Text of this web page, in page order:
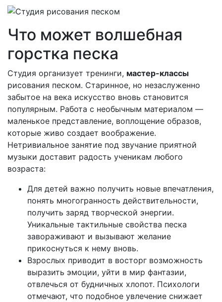
Что может волшебная
горстка песка
Студия организует тренинги, мастер-классы
рисования песком. Старинное, но незаслуженно
забытое на века искусство вновь становится
популярным. Работа с необычным материалом —
маленькое представление, воплощение образов,
которые живо создает воображение.
Нетривиальное занятие под звучание приятной
музыки доставит радость ученикам любого
возраста:
Для детей важно получить новые впечатления,
понять многогранность действительности,
получить заряд творческой энергии.
Уникальные тактильные свойства песка
завораживают и вызывают желание
прикоснуться к нему вновь.
Взрослых приводит в восторг возможность
выразить эмоции, уйти в мир фантазии,
отвлечься от будничных хлопот. Психологи
отмечают, что подобное увлечение снижает